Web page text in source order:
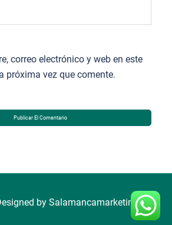
correo electrónico y web en este
próxima vez que comente.
by Salamancamarketing